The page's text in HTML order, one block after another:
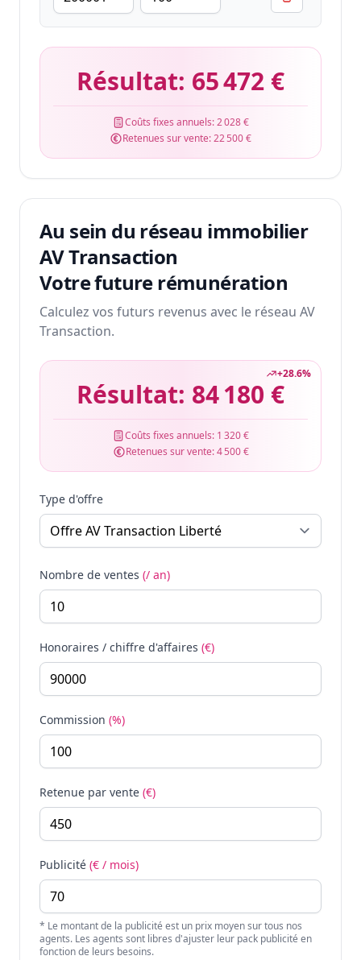
Résultat: 65 472 €
Coûts fixes annuels:2 028 €
Retenues sur vente:22 500 €
Au sein du réseau immobilier
AV Transaction
Votre future rémunération
Calculez vos futurs revenus avec le réseau AV
Transaction.
+28.6%
Résultat: 84 180 €
Coûts fixes annuels: 1 320 €
Retenues sur vente:4 500 €
Type d'offre
Nombre de ventes (/ an)
Honoraires / chiffre d'affaires (€)
Commission (%)
Retenue par vente (€)
Publicité (€ / mois)
* Le montant de la publicité est un prix moyen sur tous nos
agents. Les agents sont libres d'ajuster leur pack publicité en
fonction de leurs besoins.